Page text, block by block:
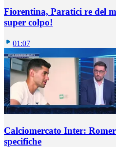
Fiorentina, Paratici re del
super colpo!
01:07
Calciomercato Inter:
specifiche